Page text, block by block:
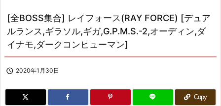
[全BOSS集合] レイフォース(RAY FORCE) [デュア
ルランス,ギラソル,ギガ,G.P.M.S.-2,オーディン,ダ
イナモ,ダークコンヒューマン]
 2020年1月30日
Copy